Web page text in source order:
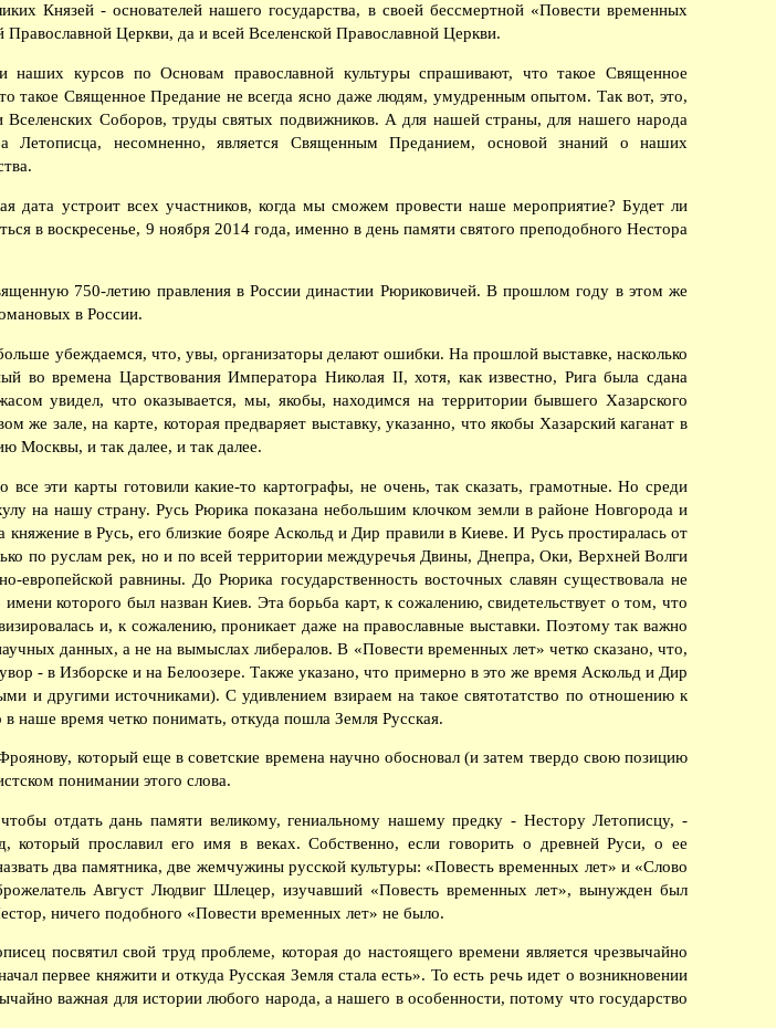
Князей - основателей нашего государства, в своей бессмертной «Повести временных
Церкви, да и всей Вселенской Православной Церкви.
наших курсов по Основам православной культуры спрашивают, что такое Священное
такое Священное Предание не всегда ясно даже людям, умудренным опытом. Так вот, это,
Соборов, труды святых подвижников. А для нашей страны, для нашего народа
Летописца, несомненно, является Священным Преданием, основой знаний о наших
дата устроит всех участников, когда мы сможем провести наше мероприятие? Будет ли
в воскресенье, 9 ноября 2014 года, именно в день памяти святого преподобного Нестора
750-летию правления в России династии Рюриковичей. В прошлом году в этом же
в России.
убеждаемся, что, увы, организаторы делают ошибки. На прошлой выставке, насколько
во времена Царствования Императора Николая II, хотя, как известно, Рига была сдана
увидел, что оказывается, мы, якобы, находимся на территории бывшего Хазарского
же зале, на карте, которая предваряет выставку, указанно, что якобы Хазарский каганат в
Москвы, и так далее, и так далее.
эти карты готовили какие-то картографы, не очень, так сказать, грамотные. Но среди
на нашу страну. Русь Рюрика показана небольшим клочком земли в районе Новгорода и
в Русь, его близкие бояре Аскольд и Дир правили в Киеве. И Русь простиралась от
по руслам рек, но и по всей территории междуречья Двины, Днепра, Оки, Верхней Волги
европейской равнины. До Рюрика государственность восточных славян существовала не
которого был назван Киев. Эта борьба карт, к сожалению, свидетельствует о том, что
и, к сожалению, проникает даже на православные выставки. Поэтому так важно
данных, а не на вымыслах либералов. В «Повести временных лет» четко сказано, что,
- в Изборске и на Белоозере. Также указано, что примерно в это же время Аскольд и Дир
и другими источниками). С удивлением взираем на такое святотатство по отношению к
наше время четко понимать, откуда пошла Земля Русская.
который еще в советские времена научно обосновал (и затем твердо свою позицию
понимании этого слова.
отдать дань памяти великому, гениальному нашему предку - Нестору Летописцу, -
который прославил его имя в веках. Собственно, если говорить о древней Руси, о ее
два памятника, две жемчужины русской культуры: «Повесть временных лет» и «Слово
Август Людвиг Шлецер, изучавший «Повесть временных лет», вынужден был
ничего подобного «Повести временных лет» не было.
посвятил свой труд проблеме, которая до настоящего времени является чрезвычайно
первее княжити и откуда Русская Земля стала есть». То есть речь идет о возникновении
важная для истории любого народа, а нашего в особенности, потому что государство